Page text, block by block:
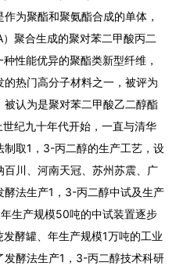
作为聚酯和聚氨酯合成的单体，
聚合生成的聚对苯二甲酸丙二
性能优异的聚酯类新型纤维，
门高分子材料之一，被评为
，被认为是聚对苯二甲酸乙二醇酯
世纪九十年代开始，一直与清华
1，3-丙二醇的生产工艺，设
、河南天冠、苏州苏震、广
生产1，3-丙二醇中试及生产
、年生产规模50吨的中试装置逐步
酵罐、年生产规模1万吨的工业
发酵法生产1，3-丙二醇技术科研